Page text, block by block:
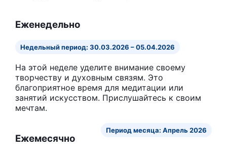
Еженедельно
Недельный период: 30.03.2026 – 05.04.2026
На этой неделе уделите внимание своему
творчеству и духовным связям. Это
благоприятное время для медитации или
занятий искусством. Прислушайтесь к своим
мечтам.
Ежемесячно
Период месяца: Апрель 2026